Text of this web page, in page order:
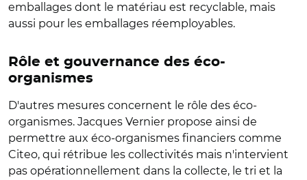
emballages dont le matériau est recyclable, mais
aussi pour les emballages réemployables.
Rôle et gouvernance des éco-
organismes
D'autres mesures concernent le rôle des éco-
organismes. Jacques Vernier propose ainsi de
permettre aux éco-organismes financiers comme
Citeo, qui rétribue les collectivités mais n'intervient
pas opérationnellement dans la collecte, le tri et la